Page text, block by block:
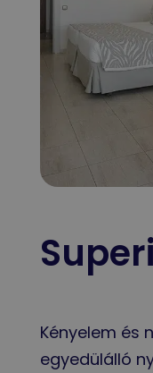
Kényelem és
egyedülálló